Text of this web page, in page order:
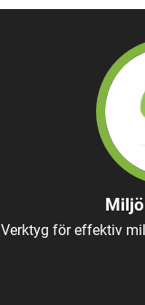
Verktyg för effektiv